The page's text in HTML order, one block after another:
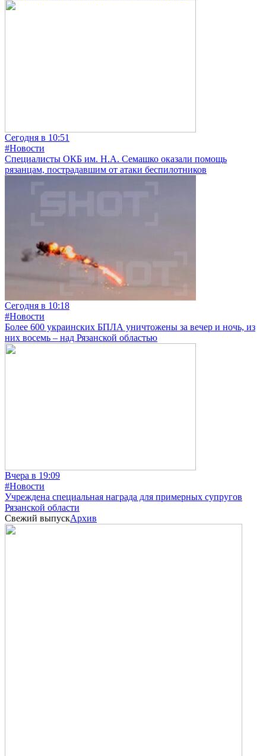
Сегодня в 10:51
#Новости
Специалисты ОКБ им. Н.А. Семашко оказали помощь
рязанцам, пострадавшим от атаки беспилотников
Сегодня в 10:18
#Новости
Более 600 украинских БПЛА уничтожены за вечер и ночь, из
них восемь – над Рязанской областью
Вчера в 19:09
#Новости
Учреждена специальная награда для примерных супругов
Рязанской области
Свежий выпускАрхив